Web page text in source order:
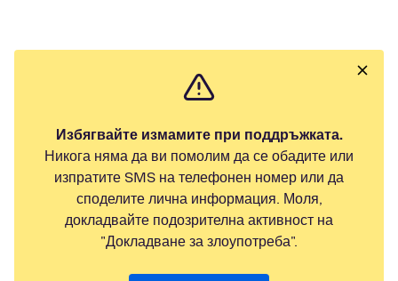
Избягвайте измамите при поддръжката.
Никога няма да ви помолим да се обадите или
изпратите SMS на телефонен номер или да
споделите лична информация. Моля,
докладвайте подозрителна активност на
"Докладване за злоупотреба".